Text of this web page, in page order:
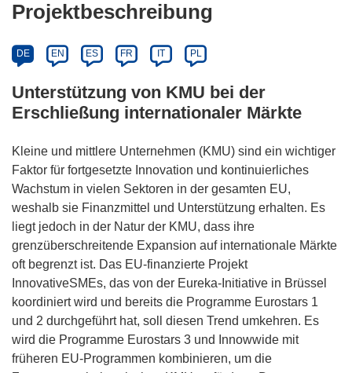
Projektbeschreibung
DE EN ES FR IT PL
Unterstützung von KMU bei der
Erschließung internationaler Märkte
Kleine und mittlere Unternehmen (KMU) sind ein wichtiger
Faktor für fortgesetzte Innovation und kontinuierliches
Wachstum in vielen Sektoren in der gesamten EU,
weshalb sie Finanzmittel und Unterstützung erhalten. Es
liegt jedoch in der Natur der KMU, dass ihre
grenzüberschreitende Expansion auf internationale Märkte
oft begrenzt ist. Das EU-finanzierte Projekt
InnovativeSMEs, das von der Eureka-Initiative in Brüssel
koordiniert wird und bereits die Programme Eurostars 1
und 2 durchgeführt hat, soll diesen Trend umkehren. Es
wird die Programme Eurostars 3 und Innowwide mit
früheren EU-Programmen kombinieren, um die